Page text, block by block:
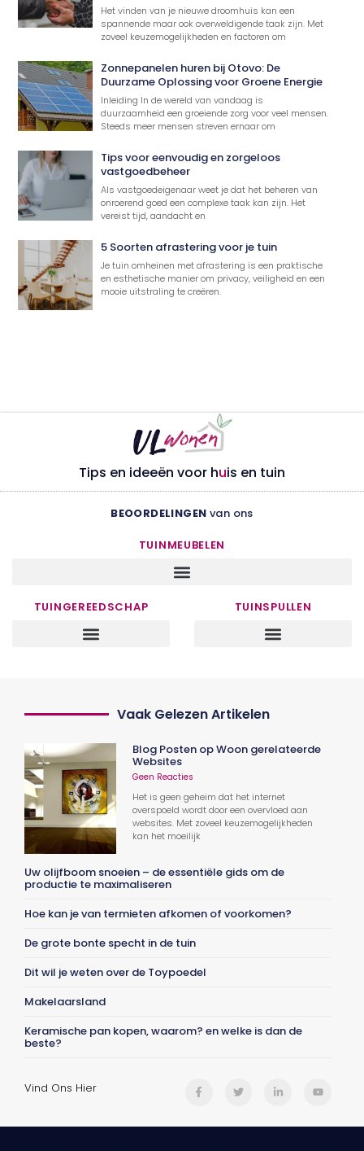
Het vinden van je nieuwe droomhuis kan een
spannende maar ook overweldigende taak zijn. Met
zoveel keuzemogelijkheden en factoren om
Zonnepanelen huren bij Otovo: De
Duurzame Oplossing voor Groene Energie
Inleiding In de wereld van vandaag is
duurzaamheid een groeiende zorg voor veel mensen.
Steeds meer mensen streven ernaar om
Tips voor eenvoudig en zorgeloos
vastgoedbeheer
Als vastgoedeigenaar weet je dat het beheren van
onroerend goed een complexe taak kan zijn. Het
vereist tijd, aandacht en
5 Soorten afrastering voor je tuin
Je tuin omheinen met afrastering is een praktische
en esthetische manier om privacy, veiligheid en een
mooie uitstraling te creëren.
Tips en ideeën voor huis en tuin
BEOORDELINGEN van ons
TUINMEUBELEN
TUINGEREEDSCHAP TUINSPULLEN
Vaak Gelezen Artikelen
Blog Posten op Woon gerelateerde
Websites
Geen Reacties
Het is geen geheim dat het internet
overspoeld wordt door een overvloed aan
websites. Met zoveel keuzemogelijkheden
kan het moeilijk
Uw olijfboom snoeien – de essentiële gids om de
productie te maximaliseren
Hoe kan je van termieten afkomen of voorkomen?
De grote bonte specht in de tuin
Dit wil je weten over de Toypoedel
Makelaarsland
Keramische pan kopen, waarom? en welke is dan de
beste?
Vind Ons Hier